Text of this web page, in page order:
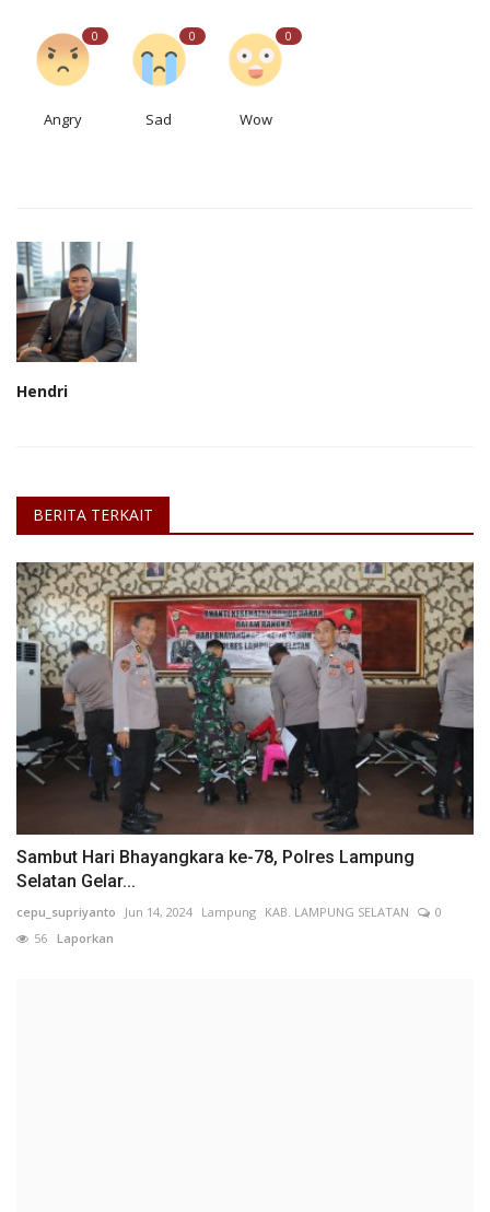
0
Angry
0
Sad
0
Wow
Hendri
BERITA TERKAIT
Sambut Hari Bhayangkara ke-78, Polres Lampung
Selatan Gelar...
cepu_supriyanto Jun 14, 2024 Lampung KAB. LAMPUNG SELATAN
0
56 Laporkan